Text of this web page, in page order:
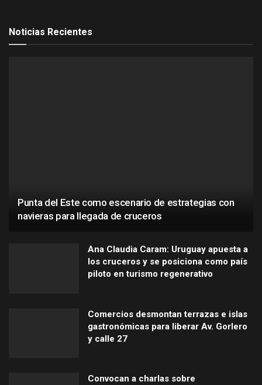
Noticias Recientes
Punta del Este como escenario de estrategias con
navieras para llegada de cruceros
Ana Claudia Caram: Uruguay apuesta a
los cruceros y se posiciona como país
piloto en turismo regenerativo
Comercios desmontan terrazas e islas
gastronómicas para liberar Av. Gorlero
y calle 27
Convocan a charlas sobre